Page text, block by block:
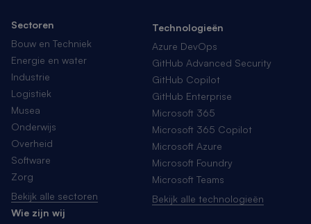
Sectoren
Bouw en Techniek
Energie en water
Industrie
Logistiek
Musea
Onderwijs
Overheid
Software
Zorg
Bekijk alle sectoren
Technologieën
Azure DevOps
GitHub Advanced Security
GitHub Copilot
GitHub Enterprise
Microsoft 365
Microsoft 365 Copilot
Microsoft Azure
Microsoft Foundry
Microsoft Teams
Bekijk alle technologieën
Wie zijn wij